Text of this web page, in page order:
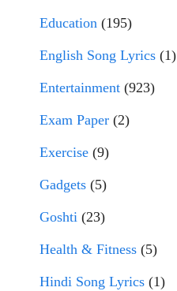
Education (195)
English Song Lyrics (1)
Entertainment (923)
Exam Paper (2)
Exercise (9)
Gadgets (5)
Goshti (23)
Health & Fitness (5)
Hindi Song Lyrics (1)